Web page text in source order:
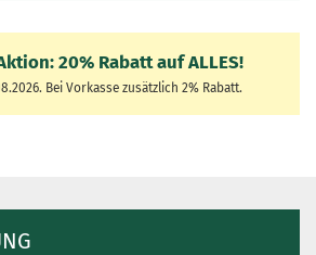
20% Rabatt aufALLES!
Bei Vorkasse zusätzlich 2% Rabatt.